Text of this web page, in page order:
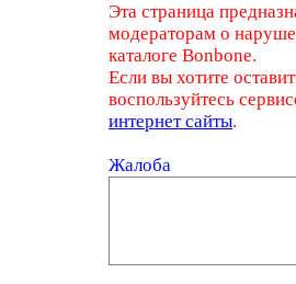
Эта страница
модераторам о
каталоге Bonbone.
Если вы хотите
воспользуйтесь
интернет сайты.
Жалоба